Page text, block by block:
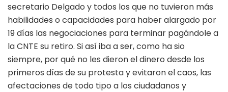
secretario Delgado y todos los que no tuvieron más
habilidades o capacidades para haber alargado por
19 días las negociaciones para terminar pagándole a
la CNTE su retiro. Si así iba a ser, como ha sio
siempre, por qué no les dieron el dinero desde los
primeros días de su protesta y evitaron el caos, las
afectaciones de todo tipo a los ciudadanos y